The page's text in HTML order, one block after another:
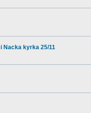
Nacka kyrka 25/11